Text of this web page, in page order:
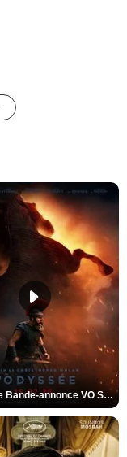
L'Odyssée Bande-annonce VO STFR